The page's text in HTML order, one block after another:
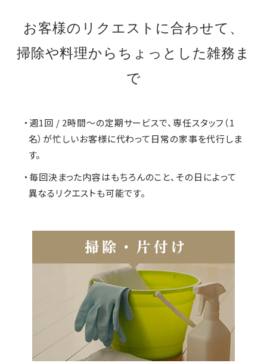
お客様のリクエストに合わせて、
掃除や料理からちょっとした雑務ま
で
・週1回 / 2時間～の定期サービスで、専任スタッフ（1
名）が忙しいお客様に代わって日常の家事を代行しま
す。
・毎回決まった内容はもちろんのこと、その日によって
異なるリクエストも可能です。